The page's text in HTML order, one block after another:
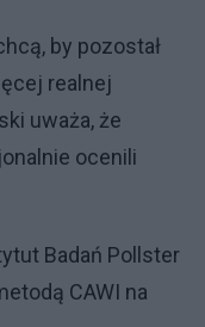
by pozostał
realnej
uważa, że
ocenili
Badań Pollster
CAWI na